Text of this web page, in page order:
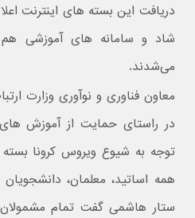
دریافت این بسته های اینترنت
شاد و سامانه های آموزشی هم
می‌شدند.
معاون فناوری و نوآوری وزارت
در راستای حمایت از آموزش های
توجه به شیوع ویروس کرونا بسته
همه اساتید، معلمان،
ستار هاشمی گفت تمام مشمولان